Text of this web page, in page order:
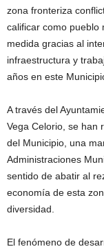
zona fronteriza
calificar como pueblo
medida gracias al
infraestructura y
años en este
A través del
Vega Celorio, se han
del Municipio, una
Administraciones
sentido de abatir al
economía de esta
diversidad.
El fenómeno de